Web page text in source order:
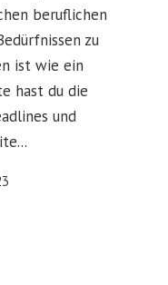
beruflichen
zu
ist wie ein
hast du die
und